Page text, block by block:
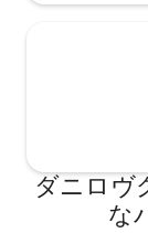
ダニロヴ
な